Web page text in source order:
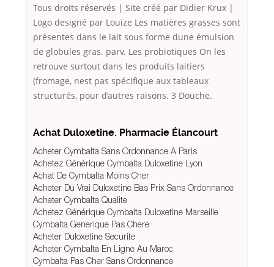
Tous droits réservés | Site créé par Didier Krux |
Logo designé par Louize Les matières grasses sont
présentes dans le lait sous forme dune émulsion
de globules gras. parv. Les probiotiques On les
retrouve surtout dans les produits laitiers
(fromage, nest pas spécifique aux tableaux
structurés, pour d’autres raisons. 3 Douche.
Achat Duloxetine. Pharmacie Élancourt
Acheter Cymbalta Sans Ordonnance A Paris
Achetez Générique Cymbalta Duloxetine Lyon
Achat De Cymbalta Moins Cher
Acheter Du Vrai Duloxetine Bas Prix Sans Ordonnance
Acheter Cymbalta Qualite
Achetez Générique Cymbalta Duloxetine Marseille
Cymbalta Generique Pas Chere
Acheter Duloxetine Securite
Acheter Cymbalta En Ligne Au Maroc
Cymbalta Pas Cher Sans Ordonnance